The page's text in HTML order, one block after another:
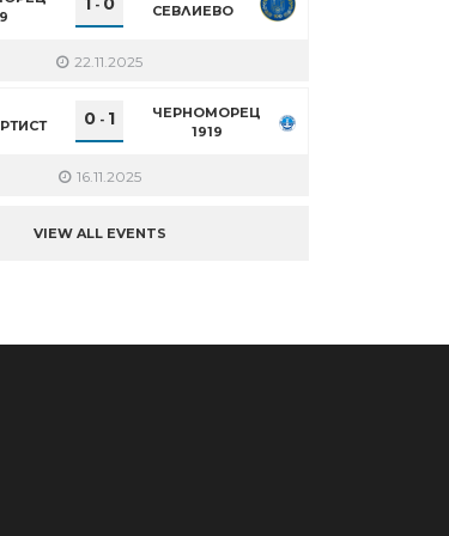
- СЕВЛИЕВО
22.11.2025
0 - 1
ЧЕРНОМОРЕЦ
1919
16.11.2025
VIEW ALL EVENTS